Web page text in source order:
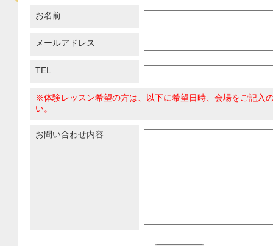
お名前
メールアドレス
TEL
※体験レッスン希望の方は、以下に希望日時、会場をご記入
い。
お問い合わせ内容